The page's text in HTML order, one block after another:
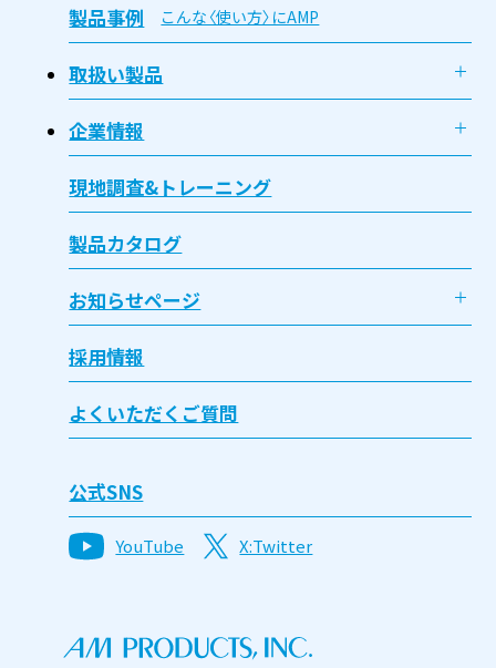
製品事例 こんな〈使い方〉にAMP
取扱い製品
企業情報
現地調査&トレーニング
製品カタログ
お知らせページ
採用情報
よくいただくご質問
公式SNS
YouTube X:Twitter